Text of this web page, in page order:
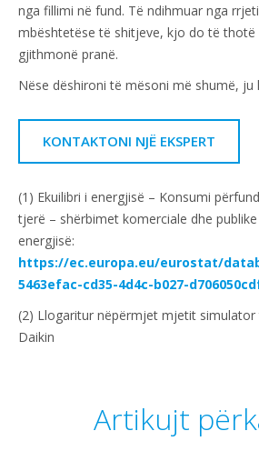
nga fillimi në fund. Të ndihmuar nga
mbështetëse të shitjeve, kjo do të thotë
gjithmonë pranë.
Nëse dëshironi të mësoni më shumë,
KONTAKTONI NJË EKSPERT
(1) Ekuilibri i energjisë – Konsumi
tjerë – shërbimet komerciale dhe
energjisë:
https://ec.europa.eu/eurostat/
5463efac-cd35-4d4c-b027-
(2) Llogaritur nëpërmjet mjetit
Daikin
Artikujt